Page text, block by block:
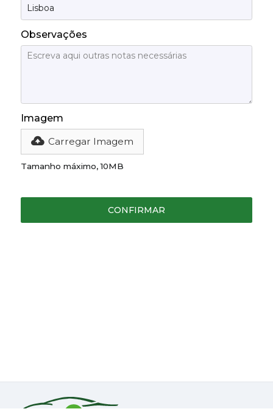
Observações
Imagem
Carregar Imagem
Tamanho máximo, 10MB